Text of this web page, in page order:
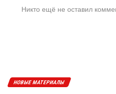
Никто ещё не оставил
НОВЫЕ МАТЕРИАЛЫ